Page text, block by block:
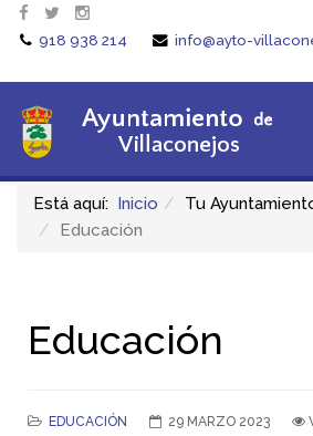
918 938 214 info@ayto-
Está aquí: Inicio Tu
Educación
Educación
EDUCACIÓN 29 MARZO 2023